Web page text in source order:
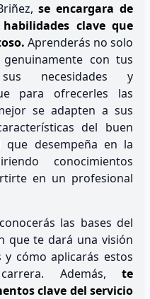
se encargara de
clave que
Aprenderás no solo
con tus
necesidades y
para ofrecerles las
se adapten a sus
del buen
desempeña en la
conocimientos
en un profesional
las bases del
que te dará una visión
cómo aplicarás estos
Además, te
clave del servicio